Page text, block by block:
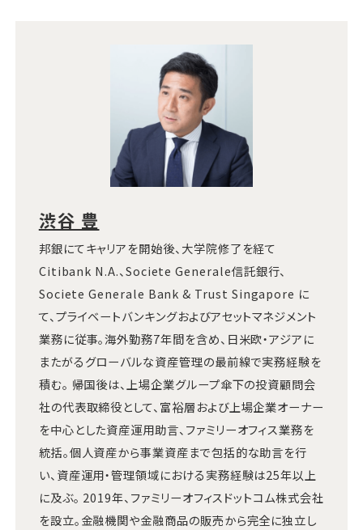
渋谷 豊
邦銀にてキャリアを開始後、大学院修了を経て
Citibank N.A.、Societe Generale信託銀行、
Societe Generale Bank & Trust Singapore に
て、プライベートバンキングおよびアセットマネジメント
業務に従事。海外勤務7年間を含め、日米欧・アジアに
またがるグローバルな資産管理の最前線で実務経験を
積む。 帰国後は、上場企業グループ傘下の投資顧問会
社の代表取締役として、富裕層および上場企業オーナー
を中心とした資産運用助言、ファミリーオフィス業務を
統括。個人資産から事業資産まで包括的な助言を行
い、資産運用・管理領域における実務経験は25年以上
に及ぶ。 2019年、ファミリーオフィスドットコム株式会社
を設立。金融機関や金融商品の販売から完全に独立し